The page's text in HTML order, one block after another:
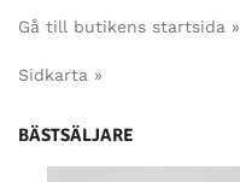
Gå till butikens startsida »
Sidkarta »
BÄSTSÄLJARE